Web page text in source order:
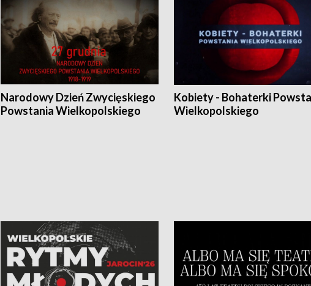
Narodowy Dzień Zwycięskiego
Powstania Wielkopolskiego
Kobiety - Bohaterki
Wielkopolskiego